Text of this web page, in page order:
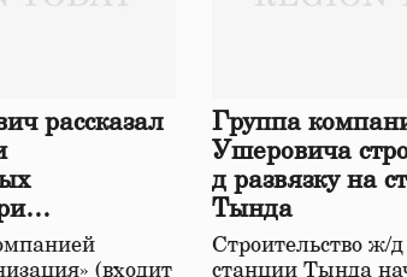
рассказал
моста
(входит
Группа
Ушеровича
д развязку на
Тында
Строительство ж/
станции Тында